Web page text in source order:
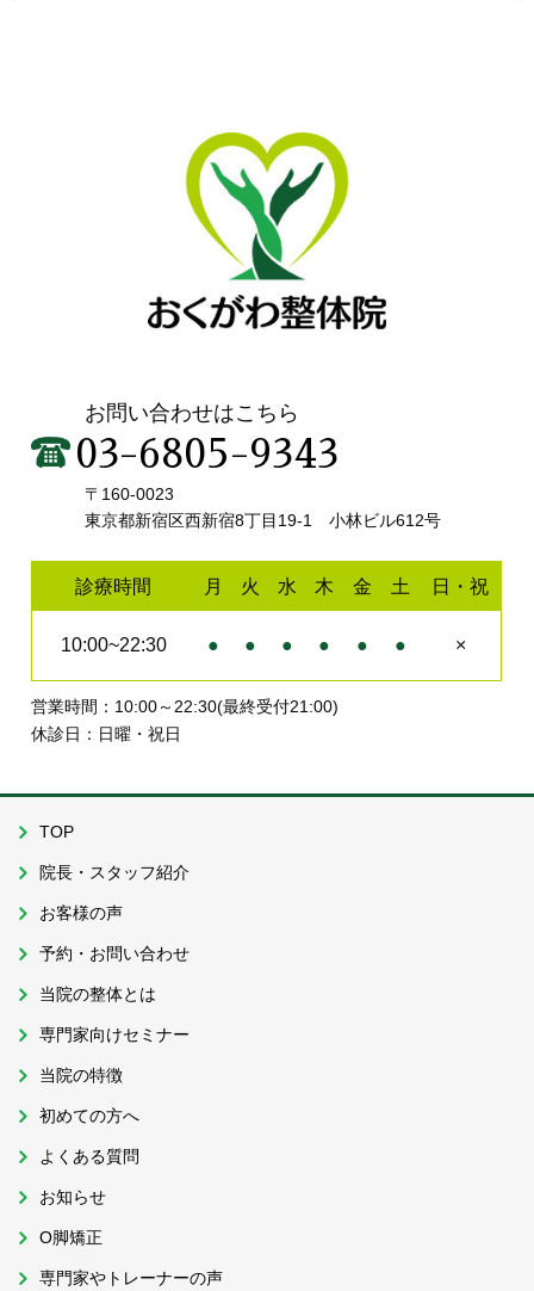
お問い合わせはこちら
03-6805-9343
〒160-0023
東京都新宿区西新宿8丁目19-1 小林ビル612号
診療時間 月 火 水 木 金 土 日・祝
10:00~22:30 ● ● ● ● ● ● ×
営業時間：10:00～22:30(最終受付21:00)
休診日：日曜・祝日
TOP
院長・スタッフ紹介
お客様の声
予約・お問い合わせ
当院の整体とは
専門家向けセミナー
当院の特徴
初めての方へ
よくある質問
お知らせ
O脚矯正
専門家やトレーナーの声